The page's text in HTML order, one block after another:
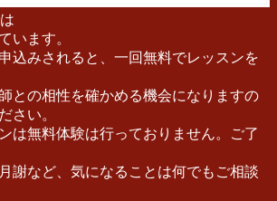
います。
込みされると、一回無料でレッスンを
との相性を確かめる機会になりますの
さい。
は無料体験は行っておりません。ご了
謝など、気になることは何でもご相談